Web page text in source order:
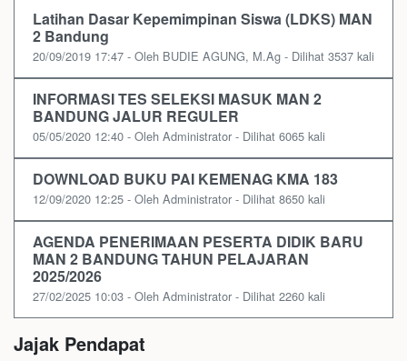
Latihan Dasar Kepemimpinan Siswa (LDKS) MAN
2 Bandung
20/09/2019 17:47 - Oleh BUDIE AGUNG, M.Ag - Dilihat 3537 kali
INFORMASI TES SELEKSI MASUK MAN 2
BANDUNG JALUR REGULER
05/05/2020 12:40 - Oleh Administrator - Dilihat 6065 kali
DOWNLOAD BUKU PAI KEMENAG KMA 183
12/09/2020 12:25 - Oleh Administrator - Dilihat 8650 kali
AGENDA PENERIMAAN PESERTA DIDIK BARU
MAN 2 BANDUNG TAHUN PELAJARAN
2025/2026
27/02/2025 10:03 - Oleh Administrator - Dilihat 2260 kali
Jajak Pendapat